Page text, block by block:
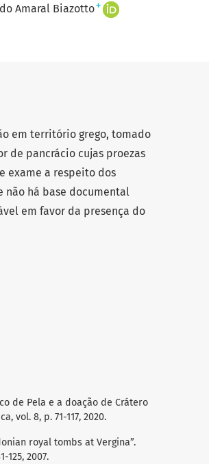
Amaral Biazotto+
em território grego, tomado
de pancrácio cujas proezas
exame a respeito dos
não há base documental
em favor da presença do
de Pela e a doação de Crátero
vol. 8, p. 71-117, 2020.
royal tombs at Vergina”.
125, 2007.